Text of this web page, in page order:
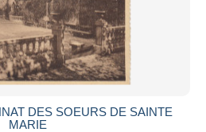
DES SOEURS DE SAINTE
MARIE